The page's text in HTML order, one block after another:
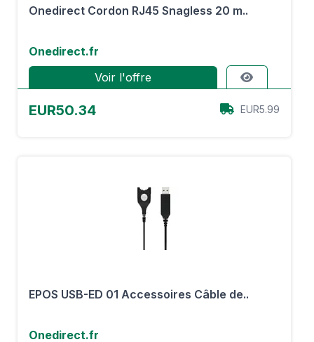
Onedirect Cordon RJ45 Snagless 20 m..
Onedirect.fr
Voir l'offre
EUR50.34 EUR5.99
EPOS USB-ED 01 Accessoires Câble de..
Onedirect.fr